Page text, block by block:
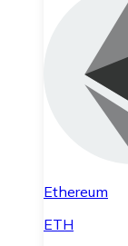
Ethereum
ETH